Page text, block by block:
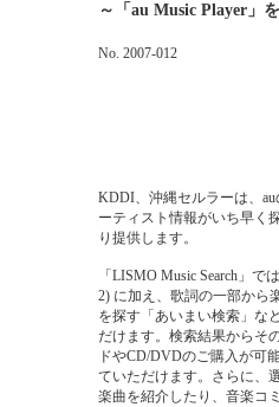
～「au Music Player」
No. 2007-012
KDDI、沖縄セルラーは、
ーティスト情報がいち早く
り提供します。
「LISMO Music Search」
2) に加え、歌詞の一部から
を探す「あいまい検索」な
だけます。検索結果からそ
ドやCD/DVDのご購入が可
ていただけます。さらに、
楽曲を紹介したり、音楽コ